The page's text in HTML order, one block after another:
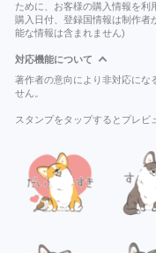
ために、お客様の購入情報を利
購入日付、登録国情報は制作者
能な情報は含まれません)
対応機能について
著作者の意向により非対応にな
せん。
スタンプをタップするとプレビ